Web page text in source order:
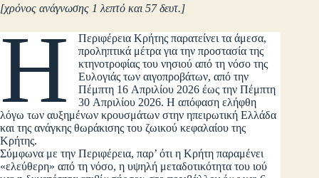
[χρόνος ανάγνωσης 1 λεπτό και 57 δευτ.]
Η
Περιφέρεια Κρήτης παρατείνει τα άμεσα,
προληπτικά μέτρα για την προστασία της
κτηνοτροφίας του νησιού από τη νόσο της
Ευλογιάς των αιγοπροβάτων, από την
Πέμπτη 16 Απριλίου 2026 έως την Πέμπτη
30 Απριλίου 2026. Η απόφαση ελήφθη
λόγω των αυξημένων κρουσμάτων στην ηπειρωτική Ελλάδα
και της ανάγκης θωράκισης του ζωικού κεφαλαίου της
Κρήτης.
Σύμφωνα με την Περιφέρεια, παρ’ ότι η Κρήτη παραμένει
«ελεύθερη» από τη νόσο, η υψηλή μεταδοτικότητα του ιού